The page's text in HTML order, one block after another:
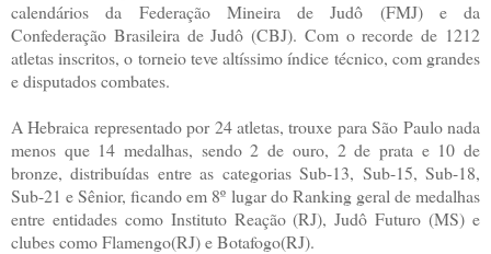
calendários da Federação Mineira de Judô (FMJ) e da
Confederação Brasileira de Judô (CBJ). Com o recorde de 1212
atletas inscritos, o torneio teve altíssimo índice técnico, com grandes
e disputados combates.
A Hebraica representado por 24 atletas, trouxe para São Paulo nada
menos que 14 medalhas, sendo 2 de ouro, 2 de prata e 10 de
bronze, distribuídas entre as categorias Sub-13, Sub-15, Sub-18,
Sub-21 e Sênior, ficando em 8º lugar do Ranking geral de medalhas
entre entidades como Instituto Reação (RJ), Judô Futuro (MS) e
clubes como Flamengo(RJ) e Botafogo(RJ).